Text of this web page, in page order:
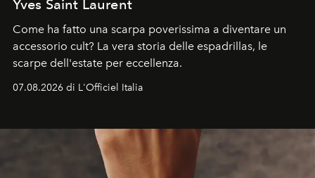
Yves Saint Laurent
Come ha fatto una scarpa poverissima a diventare un
accessorio cult? La vera storia delle espadrillas, le
scarpe dell'estate per eccellenza.
07.08.2026 di L'Officiel Italia